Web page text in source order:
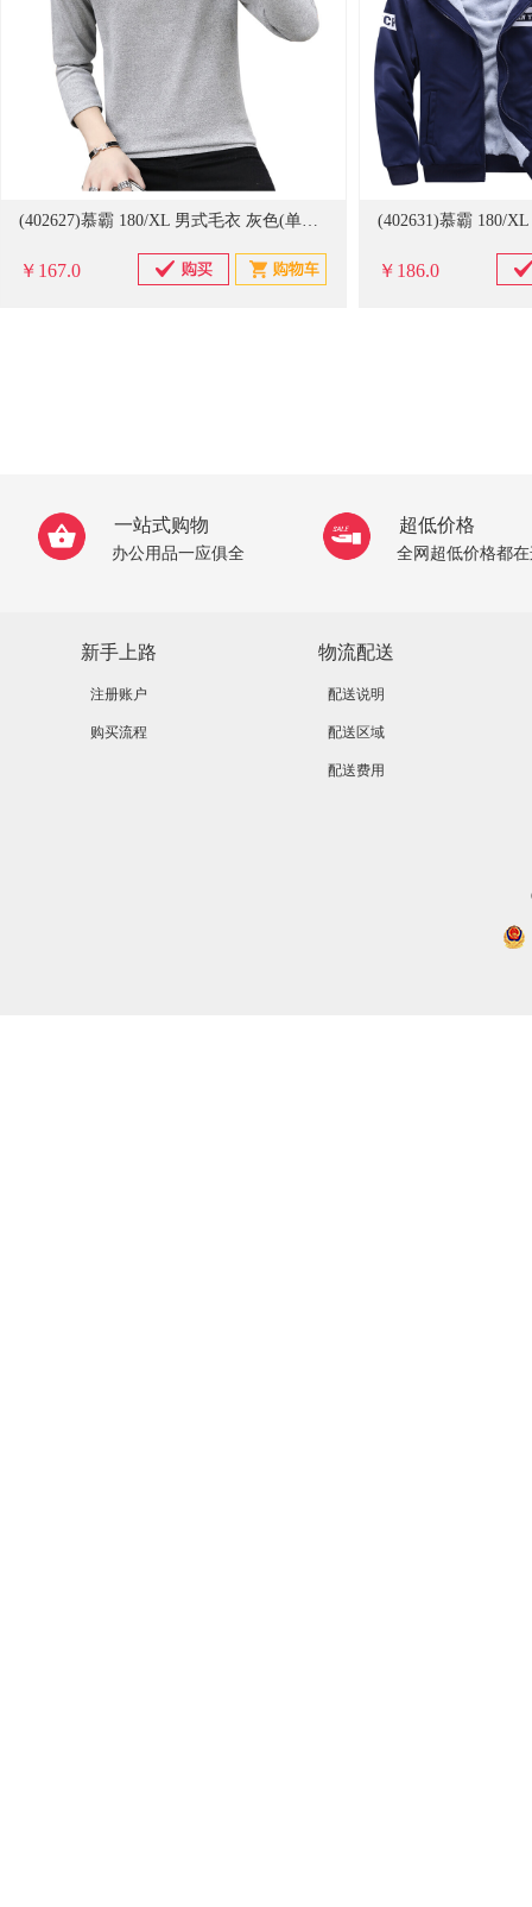
(402627)慕霸 180/XL 男式毛衣 灰色(单位：件)
￥167.0 ￥186.0
一站式购物
办公用品一应俱全
超低价格
全网超低价格都
新手上路
注册账户
购买流程
物流配送
配送说明
配送区域
配送费用